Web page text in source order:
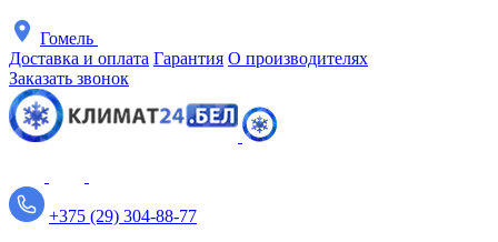
Гомель
Доставка и оплата Гарантия О производителях
Заказать звонок
+375 (29) 304-88-77